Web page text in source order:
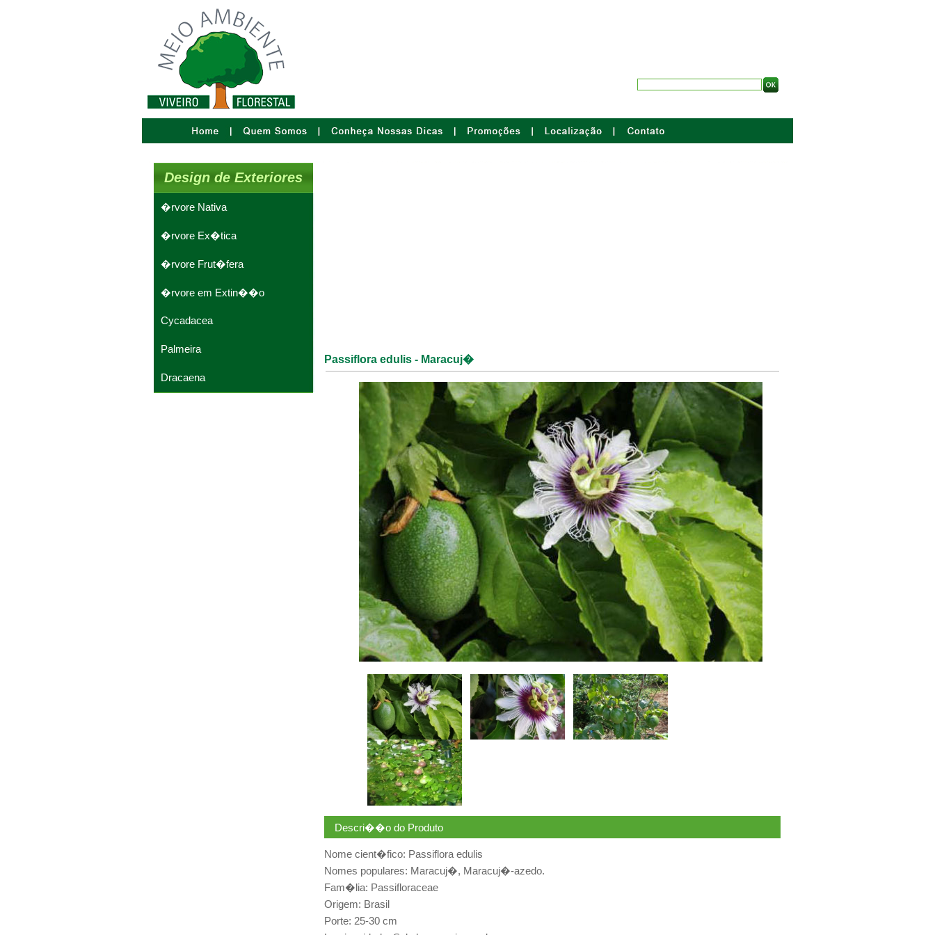
Design de Exteriores
�rvore Nativa
�rvore Ex�tica
�rvore Frut�fera
�rvore em Extin��o
Cycadacea
Palmeira
Dracaena
Passiflora edulis - Maracuj�
Descri��o do Produto
Nome cient�fico: Passiflora edulis
Nomes populares: Maracuj�, Maracuj�-azedo.
Fam�lia: Passifloraceae
Origem: Brasil
Porte: 25-30 cm